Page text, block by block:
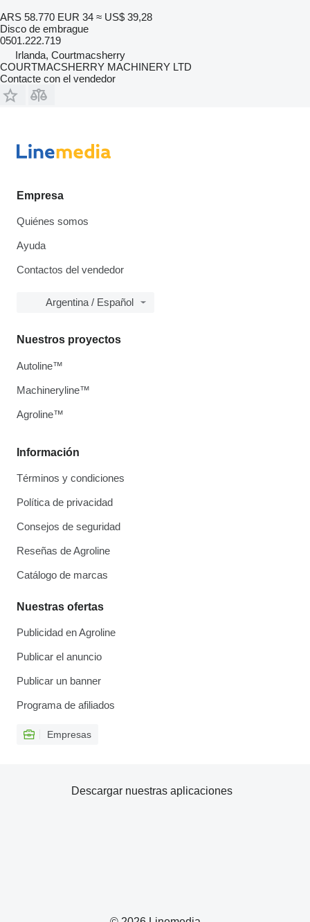
ARS 58.770 EUR 34 ≈ US$ 39,28
Disco de embrague
0501.222.719
Irlanda, Courtmacsherry
COURTMACSHERRY MACHINERY LTD
Contacte con el vendedor
Empresa
Quiénes somos
Ayuda
Contactos del vendedor
Argentina / Español
Información
Términos y condiciones
Política de privacidad
Consejos de seguridad
Reseñas de Agroline
Catálogo de marcas
Nuestras ofertas
Publicidad en Agroline
Publicar el anuncio
Publicar un banner
Programa de afiliados
Empresas
Nuestros proyectos
Autoline™
Machineryline™
Agroline™
Descargar nuestras aplicaciones